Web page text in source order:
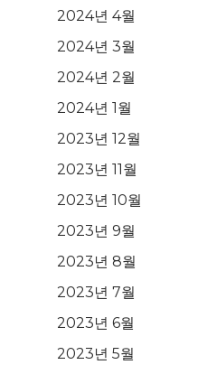
2024년 4월
2024년 3월
2024년 2월
2024년 1월
2023년 12월
2023년 11월
2023년 10월
2023년 9월
2023년 8월
2023년 7월
2023년 6월
2023년 5월